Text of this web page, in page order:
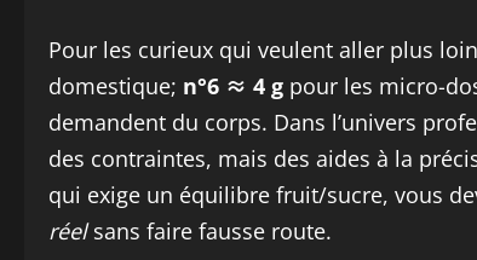
Pour les curieux qui veulent aller plus
domestique; n°6 ≈ 4 g pour les micro-
demandent du corps. Dans l’univers
des contraintes, mais des aides à la
qui exige un équilibre fruit/sucre, vous
réelsans faire fausse route.